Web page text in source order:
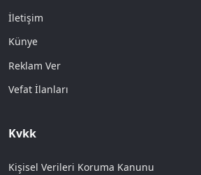
İletişim
Künye
Reklam Ver
Vefat İlanları
Kvkk
Kişisel Verileri Koruma Kanunu